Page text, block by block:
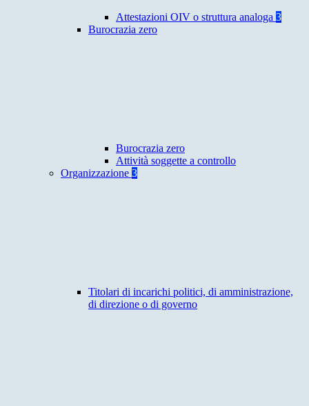
Attestazioni OIV o struttura analoga 3
Burocrazia zero
Burocrazia zero
Attività soggette a controllo
Organizzazione 3
Titolari di incarichi politici, di amministrazione,
di direzione o di governo